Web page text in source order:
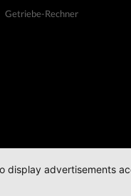
Getriebe-Rechner
advertisements